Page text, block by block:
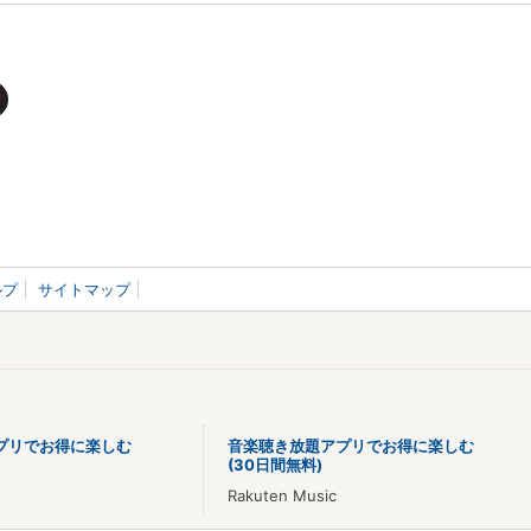
サイトマップ
リでお得に楽しむ
音楽聴き放題アプリでお得に楽しむ
(30日間無料)
Rakuten Music